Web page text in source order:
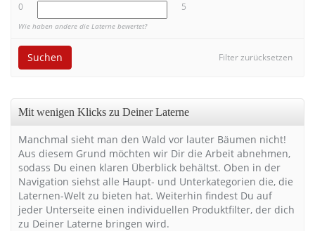
0 5
Wie haben andere die Laterne bewertet?
Filter zurücksetzen
Suchen
Mit wenigen Klicks zu Deiner Laterne
Manchmal sieht man den Wald vor lauter Bäumen nicht!
Aus diesem Grund möchten wir Dir die Arbeit abnehmen,
sodass Du einen klaren Überblick behältst. Oben in der
Navigation siehst alle Haupt- und Unterkategorien die, die
Laternen-Welt zu bieten hat. Weiterhin findest Du auf
jeder Unterseite einen individuellen Produktfilter, der dich
zu Deiner Laterne bringen wird.